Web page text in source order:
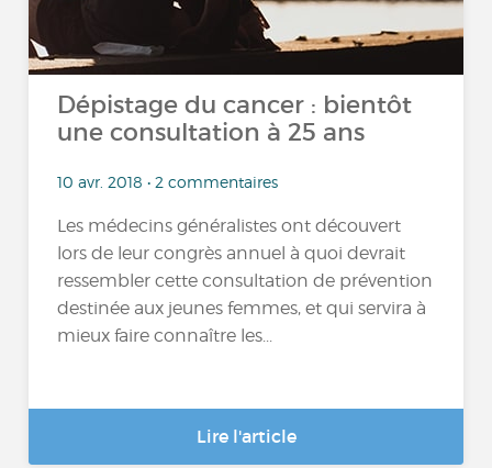
Dépistage du cancer : bientôt
une consultation à 25 ans
10 avr. 2018 • 2 commentaires
Les médecins généralistes ont découvert
lors de leur congrès annuel à quoi devrait
ressembler cette consultation de prévention
destinée aux jeunes femmes, et qui servira à
mieux faire connaître les...
Lire l'article